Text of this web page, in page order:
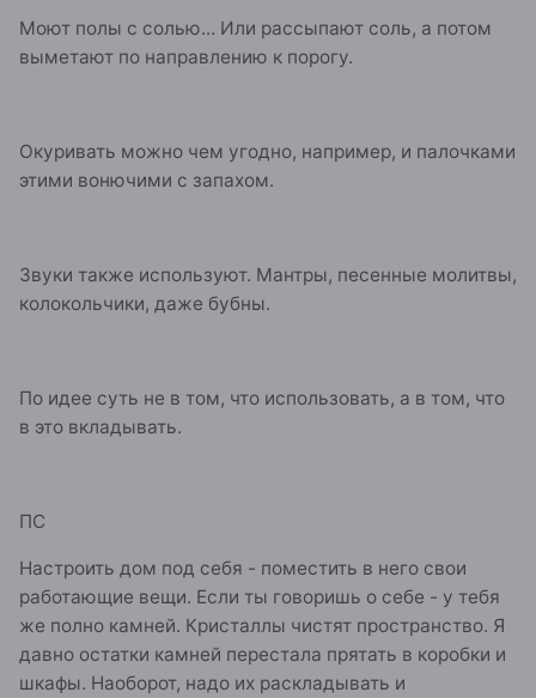
Моют полы с солью... Или рассыпают соль, а потом
выметают по направлению к порогу.
Окуривать можно чем угодно, например, и палочками
этими вонючими с запахом.
Звуки также используют. Мантры, песенные молитвы,
колокольчики, даже бубны.
По идее суть не в том, что использовать, а в том, что
в это вкладывать.
ПС
Настроить дом под себя - поместить в него свои
работающие вещи. Если ты говоришь о себе - у тебя
же полно камней. Кристаллы чистят пространство. Я
давно остатки камней перестала прятать в коробки и
шкафы. Наоборот, надо их раскладывать и